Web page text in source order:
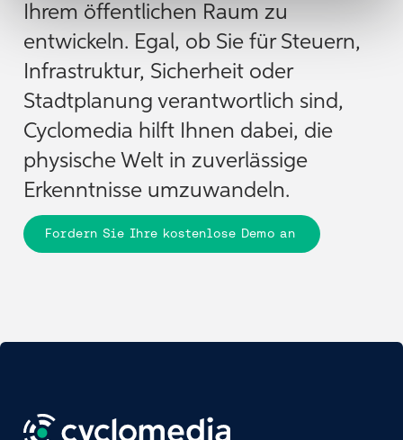
Ihrem öffentlichen Raum zu
entwickeln. Egal, ob Sie für Steuern,
Infrastruktur, Sicherheit oder
Stadtplanung verantwortlich sind,
Cyclomedia hilft Ihnen dabei, die
physische Welt in zuverlässige
Erkenntnisse umzuwandeln.
Fordern Sie Ihre kostenlose Demo an